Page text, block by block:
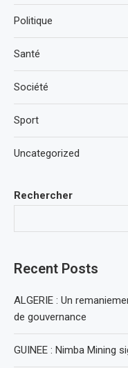
Rechercher
Recent Posts
ALGERIE : Un
de gouvernance
GUINEE : Nimba Mining
Politique
Santé
Société
Sport
Uncategorized